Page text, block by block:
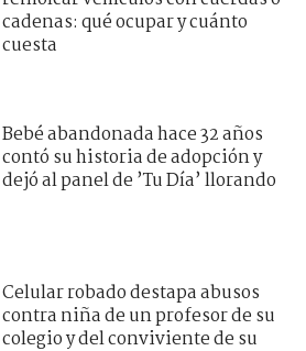
cadenas: qué ocupar y cuánto
cuesta
Bebé abandonada hace 32 años
contó su historia de adopción y
dejó al panel de ’Tu Día’ llorando
Celular robado destapa abusos
contra niña de un profesor de su
colegio y del conviviente de su